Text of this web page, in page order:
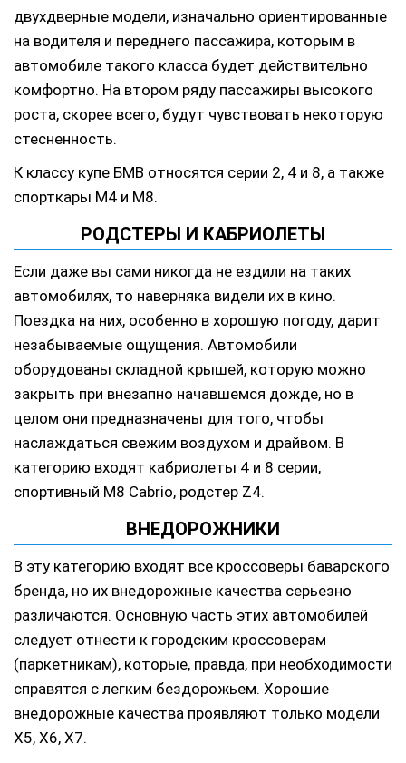
двухдверные модели, изначально ориентированные
на водителя и переднего пассажира, которым в
автомобиле такого класса будет действительно
комфортно. На втором ряду пассажиры высокого
роста, скорее всего, будут чувствовать некоторую
стесненность.
К классу купе БМВ относятся серии 2, 4 и 8, а также
спорткары М4 и М8.
РОДСТЕРЫ И КАБРИОЛЕТЫ
Если даже вы сами никогда не ездили на таких
автомобилях, то наверняка видели их в кино.
Поездка на них, особенно в хорошую погоду, дарит
незабываемые ощущения. Автомобили
оборудованы складной крышей, которую можно
закрыть при внезапно начавшемся дожде, но в
целом они предназначены для того, чтобы
наслаждаться свежим воздухом и драйвом. В
категорию входят кабриолеты 4 и 8 серии,
спортивный M8 Cabrio, родстер Z4.
ВНЕДОРОЖНИКИ
В эту категорию входят все кроссоверы баварского
бренда, но их внедорожные качества серьезно
различаются. Основную часть этих автомобилей
следует отнести к городским кроссоверам
(паркетникам), которые, правда, при необходимости
справятся с легким бездорожьем. Хорошие
внедорожные качества проявляют только модели
X5, X6, X7.